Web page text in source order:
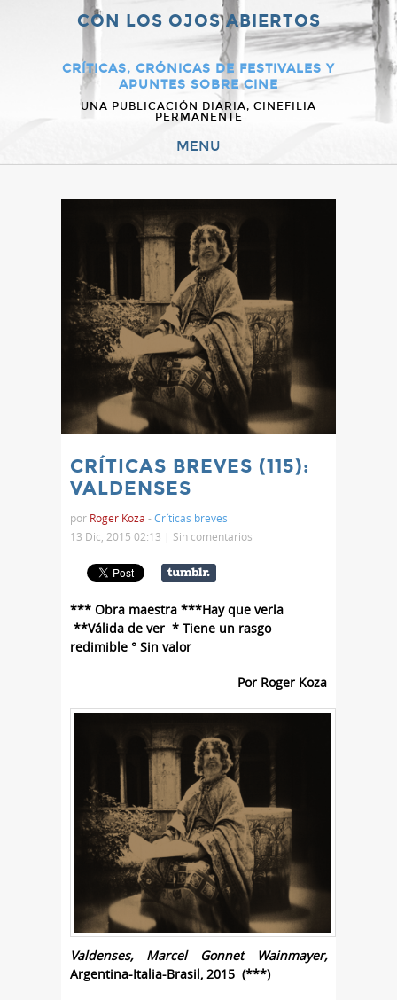
CON LOS OJOS ABIERTOS
CRÍTICAS, CRÓNICAS DE FESTIVALES Y
APUNTES SOBRE CINE
UNA PUBLICACIÓN DIARIA, CINEFILIA
PERMANENTE
MENU
CRÍTICAS BREVES (115):
VALDENSES
por Roger Koza -Críticas breves
13 Dic, 2015 02:13 | Sin comentarios
*** Obra maestra ***Hay que verla
**Válida de ver * Tiene un rasgo
redimible ° Sin valor
Por Roger Koza
Valdenses, Marcel Gonnet Wainmayer,
Argentina-Italia-Brasil, 2015 (***)